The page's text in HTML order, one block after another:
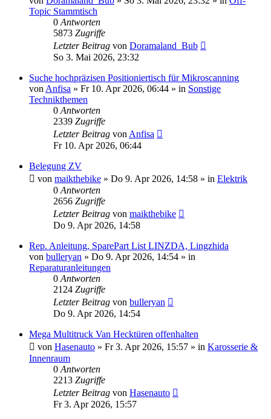
Topic Stammtisch
0Antworten
5873 Zugriffe
Letzter Beitrag von Doramaland_Bub
So 3. Mai 2026, 23:32
Suche hochpräzisen Positioniertisch für Mikroscanning
vonAnfisa » Fr 10. Apr 2026, 06:44 » in Sonstige
Technikthemen
0Antworten
2339 Zugriffe
Letzter Beitrag vonAnfisa
Fr 10. Apr 2026, 06:44
Belegung ZV
von maikthebike » Do 9. Apr 2026, 14:58 » in Elektrik
0Antworten
2656 Zugriffe
Letzter Beitrag von maikthebike
Do 9. Apr 2026, 14:58
Rep. Anleitung, SparePart List LINZDA, Lingzhida
von bulleryan » Do 9. Apr 2026, 14:54 » in
Reparaturanleitungen
0Antworten
2124 Zugriffe
Letzter Beitrag von bulleryan
Do 9. Apr 2026, 14:54
Mega Multitruck Van Hecktüren offenhalten
von Hasenauto » Fr 3. Apr 2026, 15:57 » in Karosserie &
Innenraum
0Antworten
2213 Zugriffe
Letzter Beitrag von Hasenauto
Fr 3. Apr 2026, 15:57